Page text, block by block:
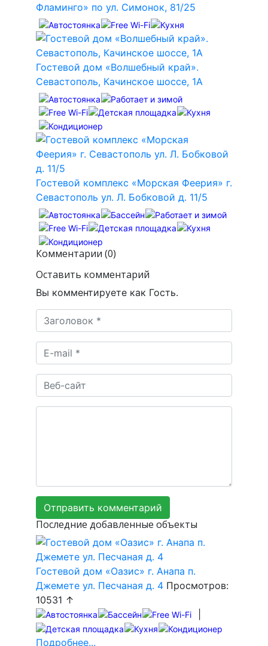
Фламинго» по ул. Симонок, 81/25
Гостевой дом «Волшебный край».
Севастополь, Качинское шоссе, 1А
Гостевой комплекс «Морская Феерия» г.
Севастополь ул. Л. Бобковой д. 11/5
Комментарии (0)
Оставить комментарий
Вы комментируете как Гость.
Последние добавленные объекты
Гостевой дом «Оазис» г. Анапа п.
Джемете ул. Песчаная д. 4 Просмотров:
10531 ↑
Подробнее...